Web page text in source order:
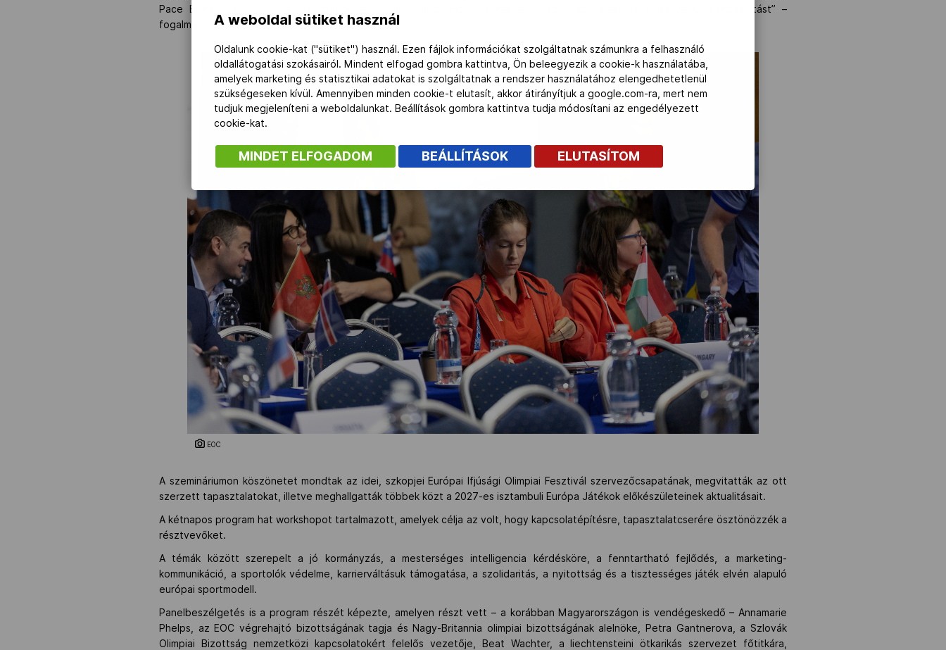
Pace Bonello elnöknek és csapatának, a Máltai Olimpiai Bizottságnak a meleg fogadtatást és a nagylelkű vendéglátást” –
fogalmazott a görög sportdiplomata.
EOC
A szemináriumon köszönetet mondtak az idei, szkopjei Európai Ifjúsági Olimpiai Fesztivál szervezőcsapatának, megvitatták az ott
szerzett tapasztalatokat, illetve meghallgatták többek közt a 2027-es isztambuli Európa Játékok előkészületeinek aktualitásait.
A kétnapos program hat workshopot tartalmazott, amelyek célja az volt, hogy kapcsolatépítésre, tapasztalatcserére ösztönözzék a
résztvevőket.
A témák között szerepelt a jó kormányzás, a mesterséges intelligencia kérdésköre, a fenntartható fejlődés, a marketing-
kommunikáció, a sportolók védelme, karrierváltásuk támogatása, a szolidaritás, a nyitottság és a tisztességes játék elvén alapuló
európai sportmodell.
Panelbeszélgetés is a program részét képezte, amelyen részt vett – a korábban Magyarországon is vendégeskedő – Annamarie
Phelps, az EOC végrehajtó bizottságának tagja és Nagy-Britannia olimpiai bizottságának alelnöke, Petra Gantnerova, a Szlovák
Olimpiai Bizottság nemzetközi kapcsolatokért felelős vezetője, Beat Wachter, a liechtensteini ötkarikás szervezet főtitkára,
A weboldal sütiket használ
Oldalunk cookie-kat ("sütiket") használ. Ezen fájlok információkat szolgáltatnak számunkra a felhasználó
oldallátogatási szokásairól. Mindent elfogad gombra kattintva, Ön beleegyezik a cookie-k használatába,
amelyek marketing és statisztikai adatokat is szolgáltatnak a rendszer használatához elengedhetetlenül
szükségeseken kívül. Amennyiben minden cookie-t elutasít, akkor átirányítjuk a google.com-ra, mert nem
tudjuk megjeleníteni a weboldalunkat. Beállítások gombra kattintva tudja módosítani az engedélyezett
cookie-kat.
MINDET ELFOGADOM BEÁLLÍTÁSOK ELUTASÍTOM